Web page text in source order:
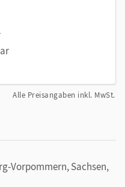
Alle Preisangaben inkl. MwSt.
Vorpommern, Sachsen,